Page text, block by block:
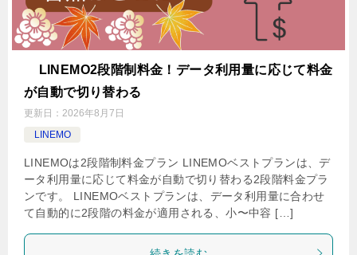
LINEMO2段階制料金！データ利用量に応じて料金
が自動で切り替わる
更新日： 2026年8月7日
LINEMO
LINEMOは2段階制料金プラン LINEMOベストプランは、デ
ータ利用量に応じて料金が自動で切り替わる2段階料金プラ
ンです。 LINEMOベストプランは、データ利用量に合わせ
て自動的に2段階の料金が適用される、小〜中容 […]